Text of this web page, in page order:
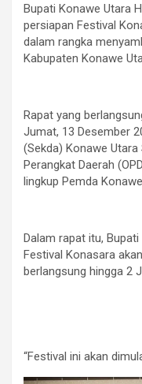
Bupati Konawe Utara
persiapan Festival
dalam rangka
Kabupaten Konawe
Rapat yang
Jumat, 13 Desember
(Sekda) Konawe
Perangkat Daerah
lingkup Pemda
Dalam rapat itu,
Festival Konasara
berlangsung hingga 2
“Festival ini akan